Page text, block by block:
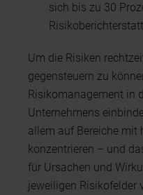
sich bis zu 30
Um die Risiken
gegensteuern zu
Risikomanagement in
Unternehmens
allem auf Bereiche mit
konzentrieren – und
für Ursachen und
jeweiligen Risikofelder